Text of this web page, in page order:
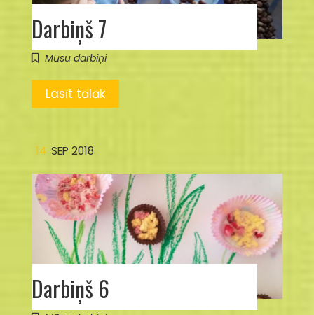
Darbiņš 7
Mūsu darbiņi
Lasīt tālāk
14 SEP 2018
Darbiņš 6